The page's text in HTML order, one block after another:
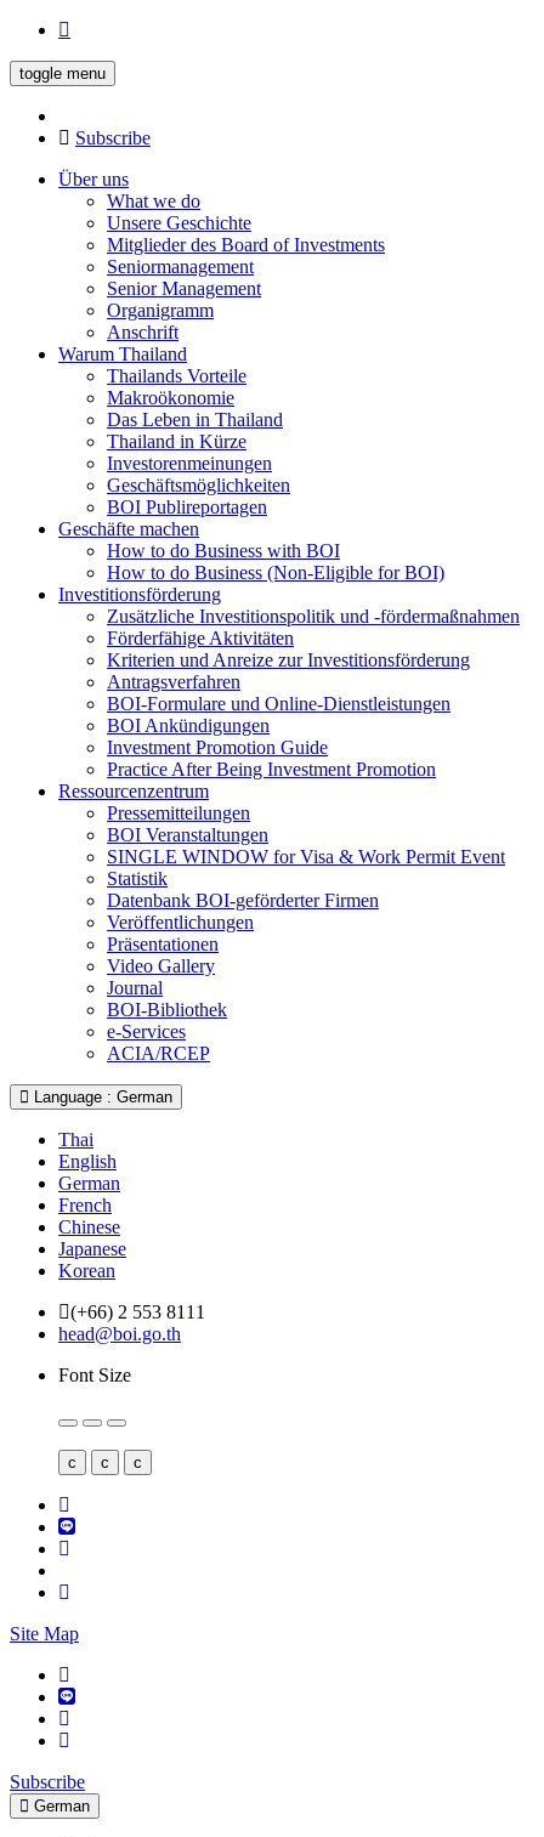
toggle menu
Subscribe
Über uns
What we do
Unsere Geschichte
Mitglieder des Board of Investments
Seniormanagement
Senior Management
Organigramm
Anschrift
Warum Thailand
Thailands Vorteile
Makroökonomie
Das Leben in Thailand
Thailand in Kürze
Investorenmeinungen
Geschäftsmöglichkeiten
BOI Publireportagen
Geschäfte machen
How to do Business with BOI
How to do Business (Non-Eligible for BOI)
Investitionsförderung
Zusätzliche Investitionspolitik und -fördermaßnahmen
Förderfähige Aktivitäten
Kriterien und Anreize zur Investitionsförderung
Antragsverfahren
BOI-Formulare und Online-Dienstleistungen
BOI Ankündigungen
Investment Promotion Guide
Practice After Being Investment Promotion
Ressourcenzentrum
Pressemitteilungen
BOI Veranstaltungen
SINGLE WINDOW for Visa & Work Permit Event
Statistik
Datenbank BOI-geförderter Firmen
Veröffentlichungen
Präsentationen
Video Gallery
Journal
BOI-Bibliothek
e-Services
ACIA/RCEP
Language : German
Thai
English
German
French
Chinese
Japanese
Korean
(+66) 2 553 8111
head@boi.go.th
Font Size
c c c
Site Map
Subscribe
German